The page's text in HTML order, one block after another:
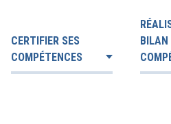
CERTIFIER SES
COMPÉTENCES
BILAN